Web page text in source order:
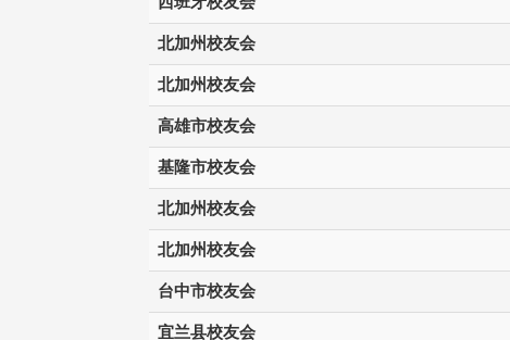
北加州校友会
北加州校友会
高雄市校友会
基隆市校友会
北加州校友会
北加州校友会
台中市校友会
宜兰县校友会